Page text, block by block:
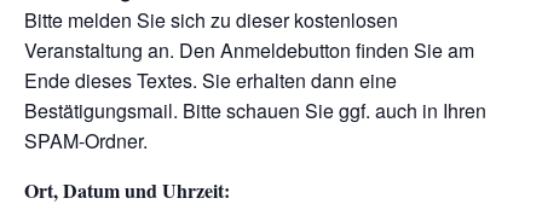
Bitte melden Sie sich zu dieser kostenlosen
Veranstaltung an. Den Anmeldebutton finden Sie am
Ende dieses Textes. Sie erhalten dann eine
Bestätigungsmail. Bitte schauen Sie ggf. auch in Ihren
SPAM-Ordner.
Ort, Datum und Uhrzeit: